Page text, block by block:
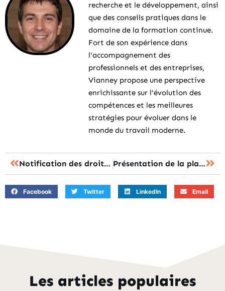
recherche et le développement, ainsi
que des conseils pratiques dans le
domaine de la formation continue.
Fort de son expérience dans
l'accompagnement des
professionnels et des entreprises,
Vianney propose une perspective
enrichissante sur l'évolution des
compétences et les meilleures
stratégies pour évoluer dans le
monde du travail moderne.
Notification des droits de la CAF : tout comprendre Présentation de la plateforme de concours Cyclades
Facebook Twitter LinkedIn Email
Les articles populaires